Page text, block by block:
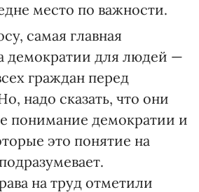
место по важности.
самая главная
демократии для людей —
граждан перед
надо сказать, что они
понимание демократии и
это понятие на
на труд отметили